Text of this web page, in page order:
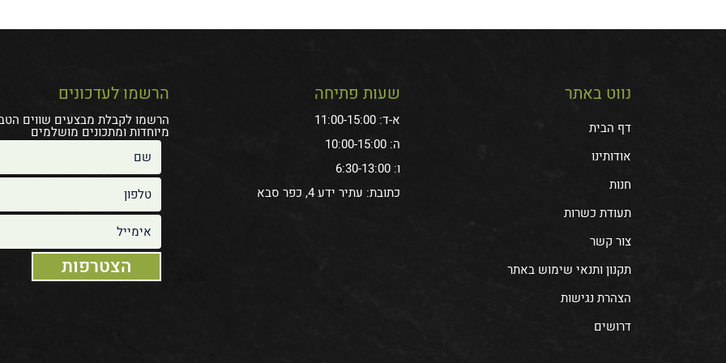
נווט באתר
דף הבית
אודותינו
חנות
תעודת כשרות
צור קשר
תקנון ותנאי שימוש באתר
הצהרת נגישות
דרושים
שעות פתיחה
א-ד: 11:00-15:00
ה: 10:00-15:00
ו: 6:30-13:00
כתובת: עתיר ידע 4, כפר סבא
הרשמו לעדכונים
הרשמו לקבלת מבצעים שווים
מיוחדות ומתכונים מושלמים